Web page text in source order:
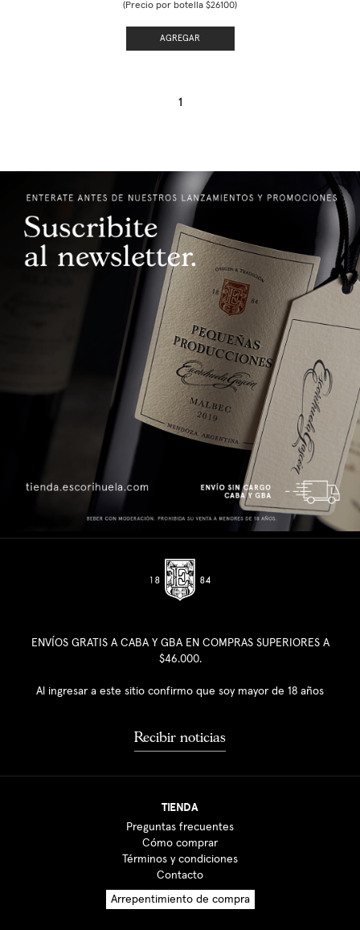
(Precio por botella $26100)
AGREGAR
1
ENVÍOS GRATIS A CABA Y GBA EN COMPRAS SUPERIORES A
$46.000.
Al ingresar a este sitio confirmo que soy mayor de 18 años
Recibir noticias
TIENDA
Preguntas frecuentes
Cómo comprar
Términos y condiciones
Contacto
Arrepentimiento de compra